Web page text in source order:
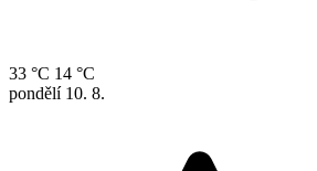
33 °C 14 °C
pondělí 10. 8.